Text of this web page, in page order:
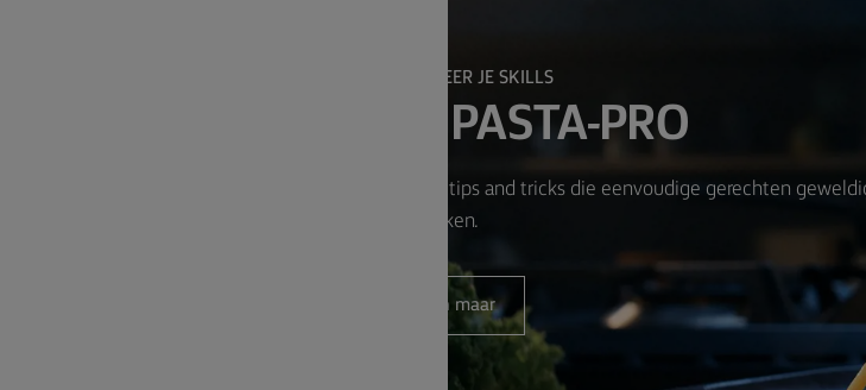
PERFECTIONEER JE SKILLS
WORD EEN PASTA-PRO
Pasta-perfectie bereik je met een paar eenvoudige tips and tricks die eenvoudige gerechten
maken.
Koken maar